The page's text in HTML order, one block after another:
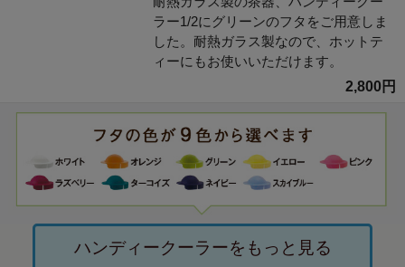
ラー1/2にグリーンのフタをご用意しま
した。耐熱ガラス製なので、ホットテ
ィーにもお使いいただけます。
2,800円
ハンディークーラーをもっと見る